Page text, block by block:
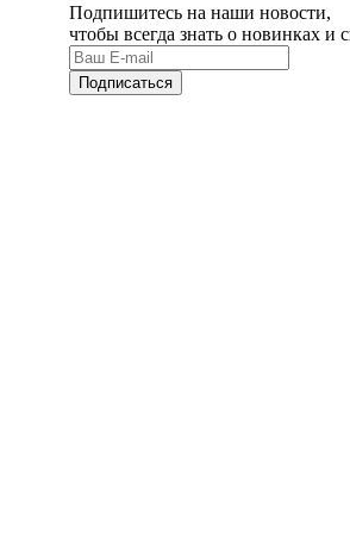
Подпишитесь на наши новости,
чтобы всегда знать о новинках и
Подписаться